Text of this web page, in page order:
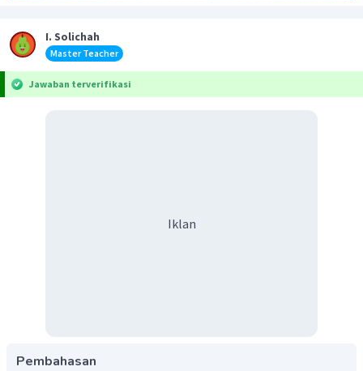
I. Solichah
Master Teacher
Jawaban terverifikasi
Iklan
Pembahasan